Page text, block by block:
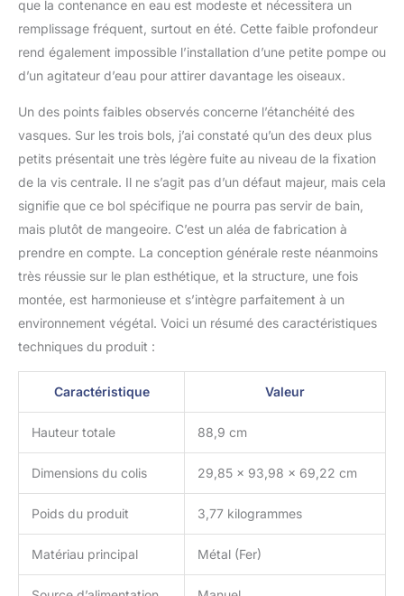
que la contenance en eau est modeste et nécessitera un
remplissage fréquent, surtout en été. Cette faible profondeur
rend également impossible l’installation d’une petite pompe ou
d’un agitateur d’eau pour attirer davantage les oiseaux.
Un des points faibles observés concerne l’étanchéité des
vasques. Sur les trois bols, j’ai constaté qu’un des deux plus
petits présentait une très légère fuite au niveau de la fixation
de la vis centrale. Il ne s’agit pas d’un défaut majeur, mais cela
signifie que ce bol spécifique ne pourra pas servir de bain,
mais plutôt de mangeoire. C’est un aléa de fabrication à
prendre en compte. La conception générale reste néanmoins
très réussie sur le plan esthétique, et la structure, une fois
montée, est harmonieuse et s’intègre parfaitement à un
environnement végétal. Voici un résumé des caractéristiques
techniques du produit :
Caractéristique Valeur
Hauteur totale 88,9 cm
Dimensions du colis 29,85 x 93,98 x 69,22 cm
Poids du produit 3,77 kilogrammes
Matériau principal Métal (Fer)